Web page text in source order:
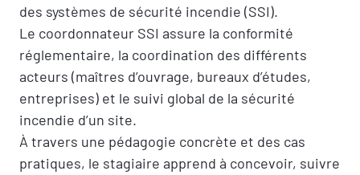
des systèmes de sécurité incendie (SSI).
Le coordonnateur SSI assure la conformité
réglementaire, la coordination des différents
acteurs (maîtres d’ouvrage, bureaux d’études,
entreprises) et le suivi global de la sécurité
incendie d’un site.
À travers une pédagogie concrète et des cas
pratiques, le stagiaire apprend à concevoir, suivre